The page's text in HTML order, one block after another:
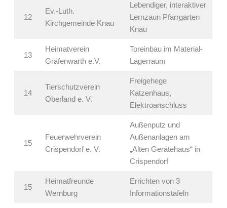
12
Ev.-Luth.
Kirchgemeinde Knau
Lebendiger, interaktiver
Lernzaun Pfarrgarten
Knau
13
Heimatverein
Gräfenwarth e.V.
Toreinbau im Material-
Lagerraum
14
Tierschutzverein
Oberland e. V.
Freigehege
Katzenhaus,
Elektroanschluss
15
Feuerwehrverein
Crispendorf e. V.
Außenputz und
Außenanlagen am
„Alten Gerätehaus“ in
Crispendorf
15
Heimatfreunde
Wernburg
Errichten von 3
Informationstafeln